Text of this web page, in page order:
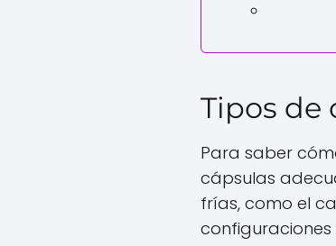
Tipos de
Para saber
cápsulas
frías, como el